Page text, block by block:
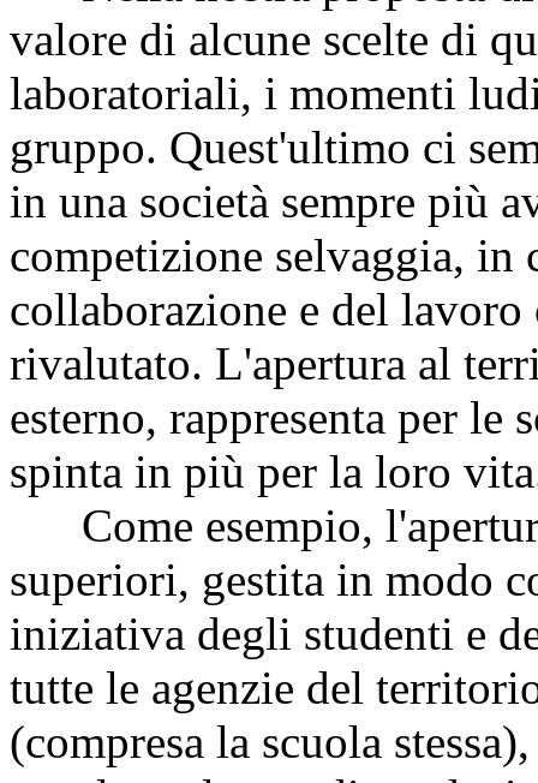
valore di alcune scelte di
laboratoriali, i momenti
gruppo. Quest'ultimo ci
in una società sempre più
competizione selvaggia,
collaborazione e del
rivalutato. L'apertura al
esterno, rappresenta per le
spinta in più per la loro
Come esempio,
superiori, gestita in modo
iniziativa degli studenti e
tutte le agenzie del
(compresa la scuola